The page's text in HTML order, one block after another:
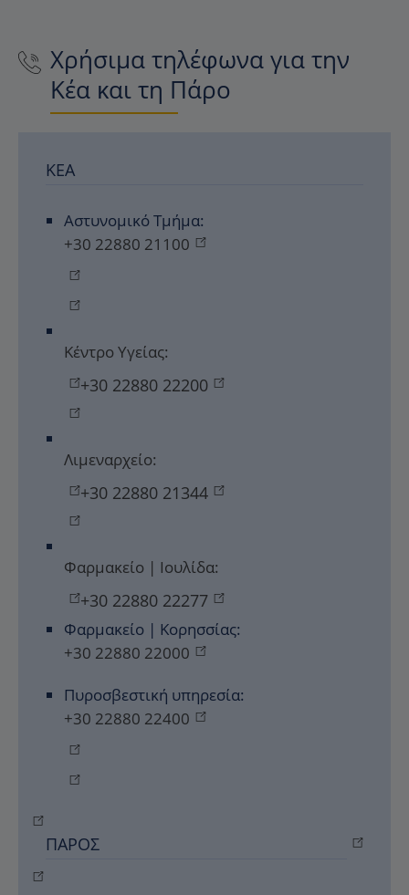
Χρήσιμα τηλέφωνα για την
Κέα και τη Πάρο
ΚΈΑ
Αστυνομικό Τμήμα:
+30 22880 21100
Κέντρο Υγείας:
+30 22880 22200
Λιμεναρχείο:
+30 22880 21344
Φαρμακείο | Ιουλίδα:
+30 22880 22277
Φαρμακείο | Κορησσίας:
+30 22880 22000
Πυροσβεστική υπηρεσία:
+30 22880 22400
ΠΆΡΟΣ